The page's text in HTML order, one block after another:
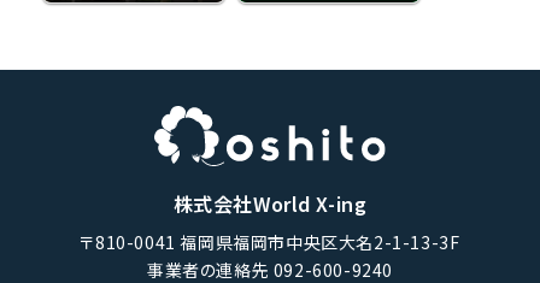
株式会社World X-ing
〒810-0041 福岡県福岡市中央区大名2-1-13-3F
事業者の連絡先 092-600-9240